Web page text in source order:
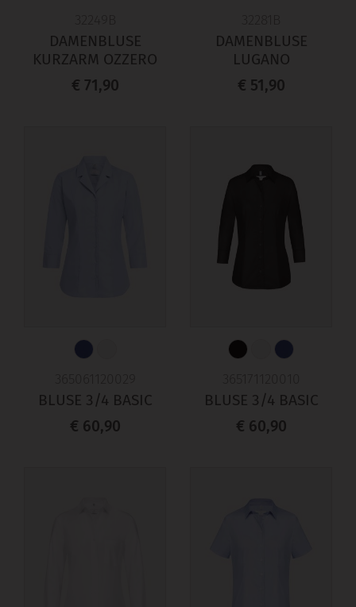
DAMENBLUSE
KURZARM OZZERO
€ 71,90
DAMENBLUSE
LUGANO
€ 51,90
BLUSE 3/4 BASIC
€ 60,90
BLUSE 3/4 BASIC
€ 60,90